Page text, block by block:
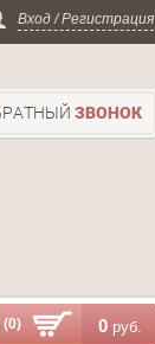
Вход / Регистрация
ЗВОНОК
(0) 0 руб.